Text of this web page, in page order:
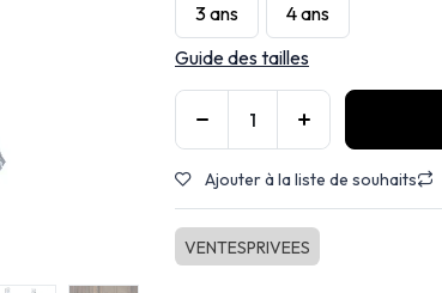
3 ans
4 ans
Guide des tailles
Ajouter à la liste de souhaits
VENTESPRIVEES